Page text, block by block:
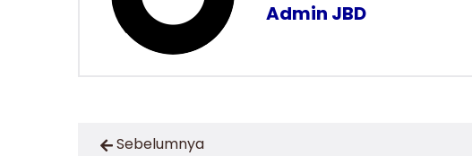
Admin JBD
Sebelumnya